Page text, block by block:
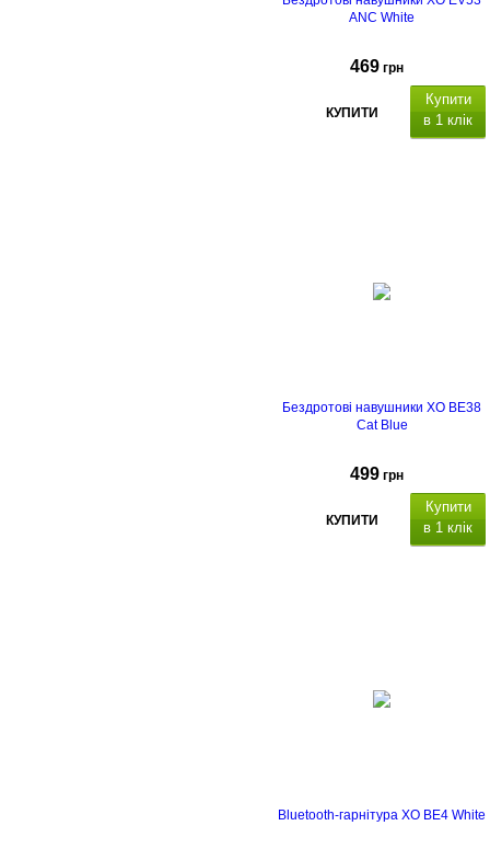
ANC White
469 грн
КУПИТИ
Купити
в 1 клік
Бездротові навушники XO BE38
Cat Blue
499 грн
КУПИТИ
Купити
в 1 клік
Bluetooth-гарнітура XO BE4 White